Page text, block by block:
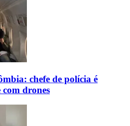
chefe de polícia é
drones